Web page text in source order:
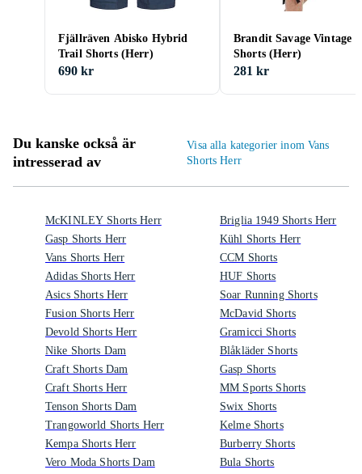
Fjällräven Abisko Hybrid
Trail Shorts (Herr)
690 kr
Brandit Savage Vintage
Shorts (Herr)
281 kr
Du kanske också är
intresserad av
Visa alla kategorier inom Vans
Shorts Herr
McKINLEY Shorts Herr
Gasp Shorts Herr
Vans Shorts Herr
Adidas Shorts Herr
Asics Shorts Herr
Fusion Shorts Herr
Devold Shorts Herr
Nike Shorts Dam
Craft Shorts Dam
Craft Shorts Herr
Tenson Shorts Dam
Trangoworld Shorts Herr
Kempa Shorts Herr
Vero Moda Shorts Dam
Briglia 1949 Shorts Herr
Kühl Shorts Herr
CCM Shorts
HUF Shorts
Soar Running Shorts
McDavid Shorts
Gramicci Shorts
Blåkläder Shorts
Gasp Shorts
MM Sports Shorts
Swix Shorts
Kelme Shorts
Burberry Shorts
Bula Shorts